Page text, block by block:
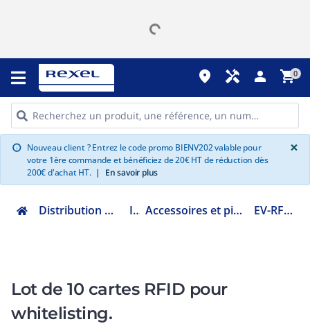
place handyman person shopping_cart0
info Nouveau client ? Entrez le code promo BIENV202 valable pour
votre 1ère commande et bénéficiez de 20€ HT de réduction dès
200€ d'achat HT. | En savoir plus
×
Distribution et gestion de l'énergie IRVE Accessoires et pièces détachées borne AC EV-RFID-CARDS-10
Lot de 10 cartes RFID pour
whitelisting.